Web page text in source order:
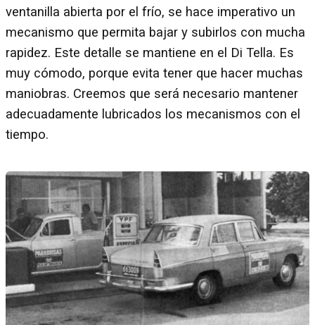
ventanilla abierta por el frío, se hace imperativo un
mecanismo que permita bajar y subirlos con mucha
rapidez. Este detalle se mantiene en el Di Tella. Es
muy cómodo, porque evita tener que hacer muchas
maniobras. Creemos que será necesario mantener
adecuadamente lubricados los mecanismos con el
tiempo.